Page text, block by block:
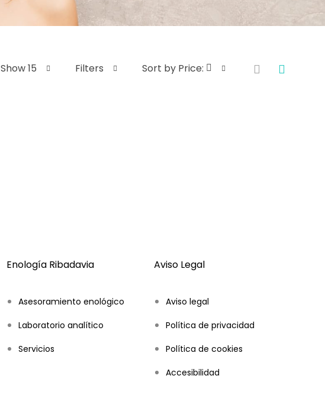
Show 15 Filters Sort by Price:
Enología Ribadavia
Asesoramiento enológico
Laboratorio analítico
Servicios
Aviso Legal
Aviso legal
Política de privacidad
Política de cookies
Accesibilidad